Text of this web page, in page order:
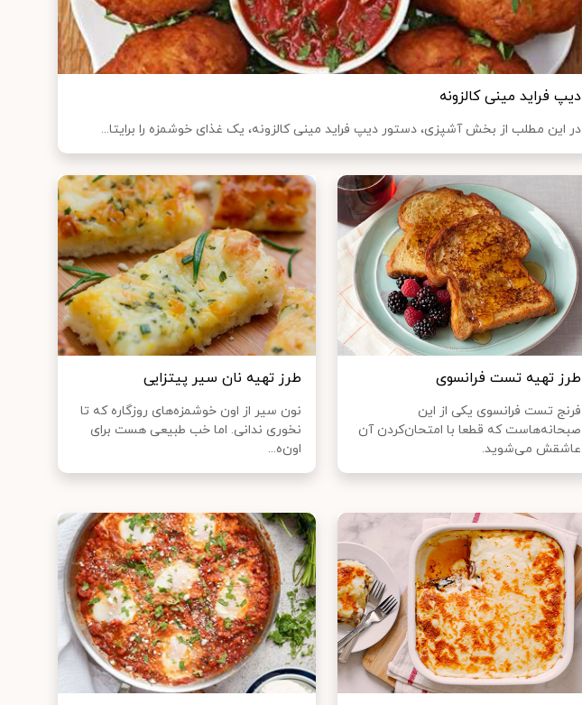
دیپ فراید مینی کالزونه
در این مطلب از بخش آشپزی، دستور دیپ فراید مینی کالزونه، یک غذای خوشمزه را برایتا...
طرز تهیه تست فرانسوی
فرنج تست فرانسوی یکی از این
صبحانه‌هاست که قطعا با امتحان‌کردن آن
عاشقش می‌شوید.
طرز تهیه نان سیر پیتزایی
نون سیر از اون خوشمزه‌های روزگاره که تا
نخوری ندانی. اما خب طبیعی هست برای
اون‌ه...